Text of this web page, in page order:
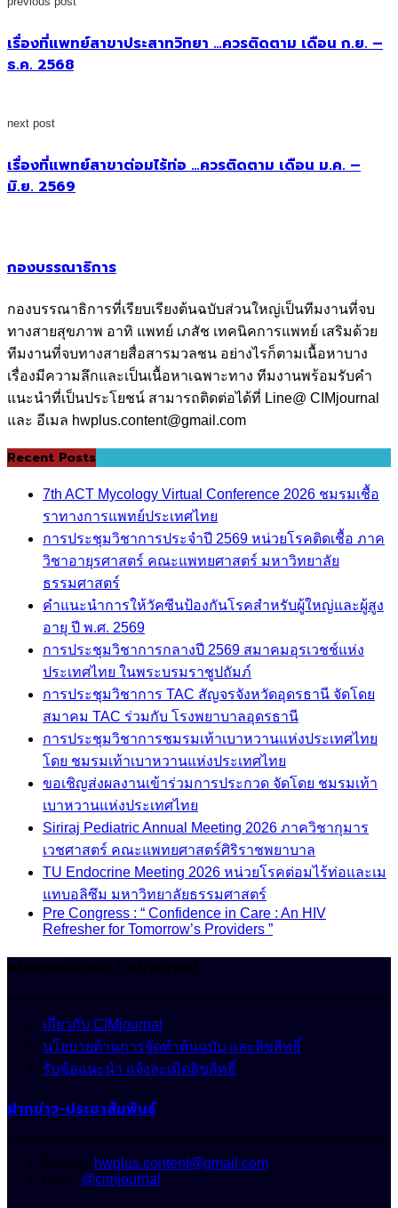
เรื่องที่แพทย์สาขาประสาทวิทยา …ควรติดตาม เดือน ก.ย. –
ธ.ค. 2568
next post
เรื่องที่แพทย์สาขาต่อมไร้ท่อ …ควรติดตาม เดือน ม.ค. –
มิ.ย. 2569
กองบรรณาธิการ
กองบรรณาธิการที่เรียบเรียงต้นฉบับส่วนใหญ่เป็นทีมงานที่จบ
ทางสายสุขภาพ อาทิ แพทย์ เภสัช เทคนิคการแพทย์ เสริมด้วย
ทีมงานที่จบทางสายสื่อสารมวลชน อย่างไรก็ตามเนื้อหาบาง
เรื่องมีความลึกและเป็นเนื้อหาเฉพาะทาง ทีมงานพร้อมรับคำ
แนะนำที่เป็นประโยชน์ สามารถติดต่อได้ที่ Line@ CIMjournal
และ อีเมล hwplus.content@gmail.com
Recent Posts
7th ACT Mycology Virtual Conference 2026 ชมรมเชื้อ
ราทางการแพทย์ประเทศไทย
การประชุมวิชาการประจำปี 2569 หน่วยโรคติดเชื้อ ภาค
วิชาอายุรศาสตร์ คณะแพทยศาสตร์ มหาวิทยาลัย
ธรรมศาสตร์
คำแนะนำการให้วัคซีนป้องกันโรคสำหรับผู้ใหญ่และผู้สูง
อายุ ปี พ.ศ. 2569
การประชุมวิชาการกลางปี 2569 สมาคมอุรเวชช์แห่ง
ประเทศไทย ในพระบรมราชูปถัมภ์
การประชุมวิชาการ TAC สัญจรจังหวัดอุดรธานี จัดโดย
สมาคม TAC ร่วมกับ โรงพยาบาลอุดรธานี
การประชุมวิชาการชมรมเท้าเบาหวานแห่งประเทศไทย
โดย ชมรมเท้าเบาหวานแห่งประเทศไทย
ขอเชิญส่งผลงานเข้าร่วมการประกวด จัดโดย ชมรมเท้า
เบาหวานแห่งประเทศไทย
Siriraj Pediatric Annual Meeting 2026 ภาควิชากุมาร
เวชศาสตร์ คณะแพทยศาสตร์ศิริราชพยาบาล
TU Endocrine Meeting 2026 หน่วยโรคต่อมไร้ท่อและเม
แทบอลิซึม มหาวิทยาลัยธรรมศาสตร์
Pre Congress : “ Confidence in Care : An HIV
Refresher for Tomorrow’s Providers ”
นโยบายเกี่ยวกับ CIMjournal
เกี่ยวกับ CIMjournal
นโยบายด้านการจัดทำต้นฉบับ และลิขสิทธิ์
รับข้อแนะนำ แจ้งละเมิดลิขสิทธิ์
ฝากข่าว-ประชาสัมพันธ์
E-mail : hwplus.content@gmail.com
Line : @cimjournal